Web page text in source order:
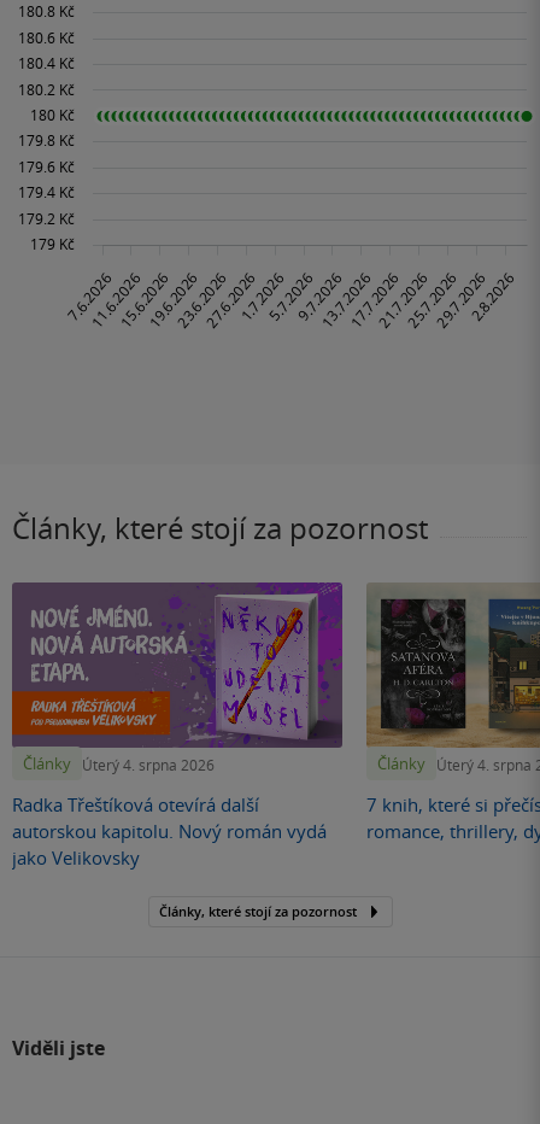
Články, které stojí za pozornost
Články Úterý 4. srpna 2026
Radka Třeštíková otevírá další
autorskou kapitolu. Nový román vydá
jako Velikovsky
Články Úterý 4. srpna
7 knih, které si
romance, thrillery,
Články, které stojí za pozornost
Viděli jste